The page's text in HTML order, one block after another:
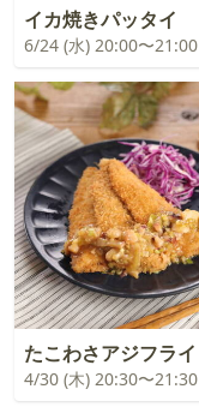
イカ焼きパッタイ
6/24 (水) 20:00〜21:00
たこわさアジフライ
4/30 (木) 20:30〜21:30